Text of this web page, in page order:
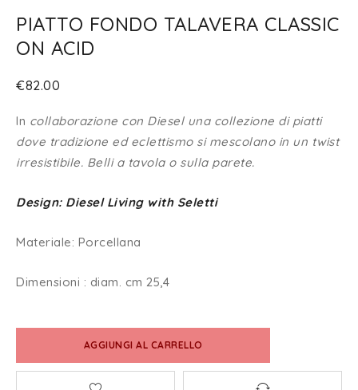
PIATTO FONDO TALAVERA CLASSIC
ON ACID
€82.00
In collaborazione con Diesel una collezione di piatti
dove tradizione ed eclettismo si mescolano in un twist
irresistibile. Belli a tavola o sulla parete.
Design: Diesel Living with Seletti
Materiale: Porcellana
Dimensioni : diam. cm 25,4
AGGIUNGI AL CARRELLO